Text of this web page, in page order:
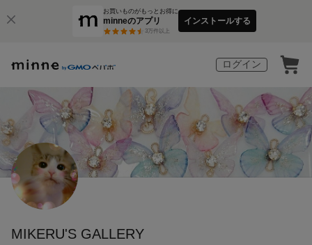
お買いものがもっとお得に
minneのアプリ
3万件以上
インストールする
ログイン
MIKERU'S GALLERY